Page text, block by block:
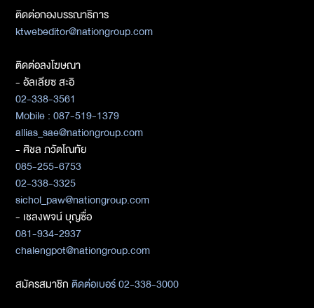
ติดต่อกองบรรณาธิการ
ktwebeditor@nationgroup.com
ติดต่อลงโฆษณา
- อัลเลียซ สะอิ
02-338-3561
Mobile : 087-519-1379
allias_sae@nationgroup.com
- ศิชล ภวัตโณทัย
085-255-6753
02-338-3325
sichol_paw@nationgroup.com
- เชลงพจน์ บุญซื่อ
081-934-2937
chalengpot@nationgroup.com
สมัครสมาชิกติดต่อเบอร์ 02-338-3000